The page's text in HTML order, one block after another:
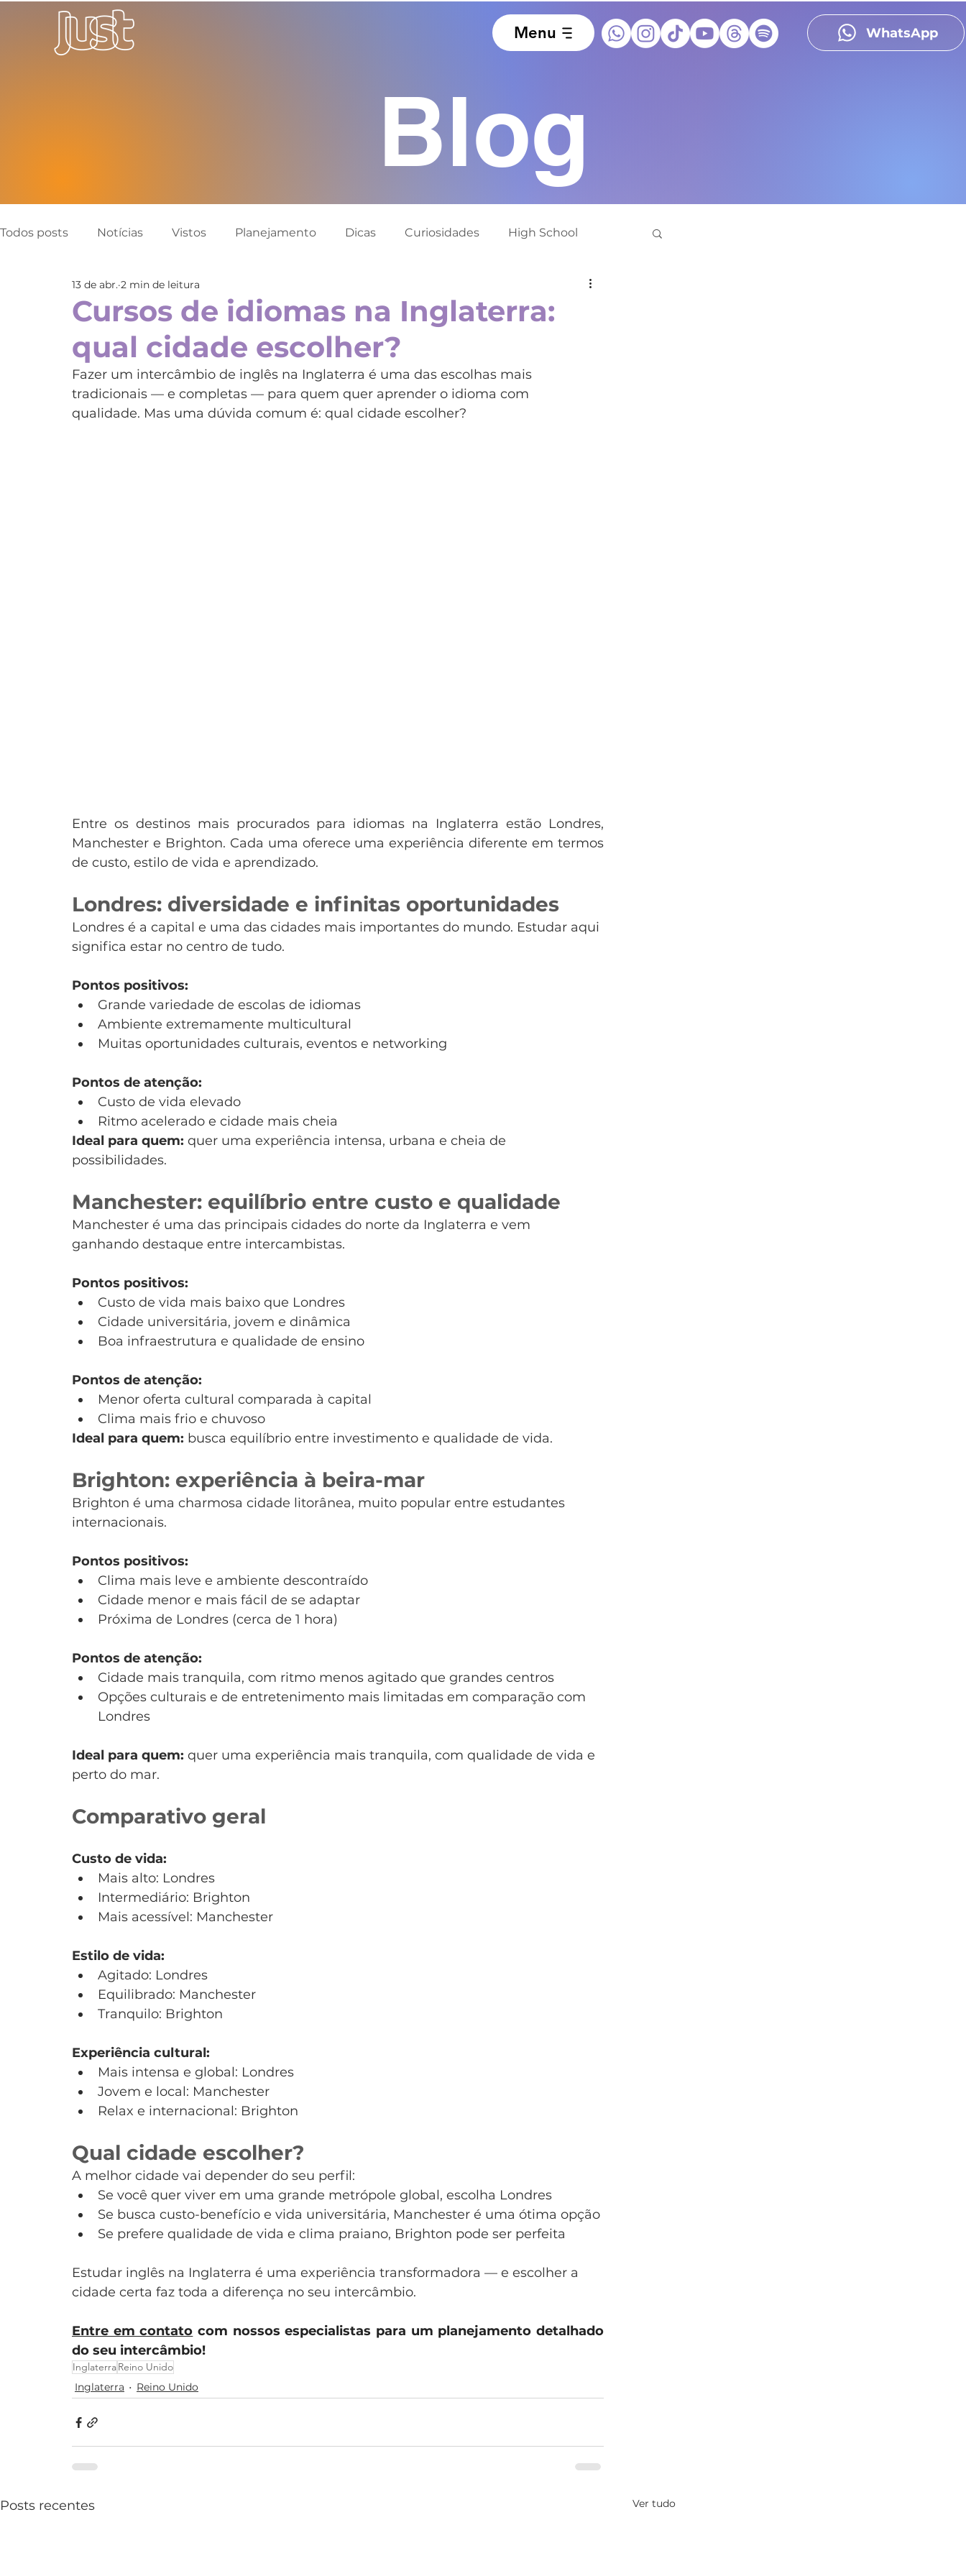
Menu WhatsApp
Blog
Todos posts Notícias Vistos Planejamento Dicas Curiosidades High School
Austrália Inglaterra Alemanha
Espanha Estados Unidos França Irlanda Itália
Teens Estudo e trabalho Profissionalizantes Japão
Cursos de idiomas na Inglaterra:
qual cidade escolher?
13 de abr. 2 min de leitura
Fazer um intercâmbio de inglês na Inglaterra é uma das escolhas mais
tradicionais — e completas — para quem quer aprender o idioma com
qualidade. Mas uma dúvida comum é: qual cidade escolher?
Entre os destinos mais procurados para idiomas na Inglaterra estão Londres,
Manchester e Brighton. Cada uma oferece uma experiência diferente em termos
de custo, estilo de vida e aprendizado.
Londres: diversidade e infinitas oportunidades
Londres é a capital e uma das cidades mais importantes do mundo. Estudar aqui
significa estar no centro de tudo.
Pontos positivos:
Grande variedade de escolas de idiomas
Ambiente extremamente multicultural
Muitas oportunidades culturais, eventos e networking
Pontos de atenção:
Custo de vida elevado
Ritmo acelerado e cidade mais cheia
Ideal para quem: quer uma experiência intensa, urbana e cheia de
possibilidades.
Manchester: equilíbrio entre custo e qualidade
Manchester é uma das principais cidades do norte da Inglaterra e vem
ganhando destaque entre intercambistas.
Pontos positivos:
Custo de vida mais baixo que Londres
Cidade universitária, jovem e dinâmica
Boa infraestrutura e qualidade de ensino
Pontos de atenção:
Menor oferta cultural comparada à capital
Clima mais frio e chuvoso
Ideal para quem: busca equilíbrio entre investimento e qualidade de vida.
Brighton: experiência à beira-mar
Brighton é uma charmosa cidade litorânea, muito popular entre estudantes
internacionais.
Pontos positivos:
Clima mais leve e ambiente descontraído
Cidade menor e mais fácil de se adaptar
Próxima de Londres (cerca de 1 hora)
Pontos de atenção:
Cidade mais tranquila, com ritmo menos agitado que grandes centros
Opções culturais e de entretenimento mais limitadas em comparação com
Londres
Ideal para quem: quer uma experiência mais tranquila, com qualidade de vida e
perto do mar.
Comparativo geral
Custo de vida:
Mais alto: Londres
Intermediário: Brighton
Mais acessível: Manchester
Estilo de vida:
Agitado: Londres
Equilibrado: Manchester
Tranquilo: Brighton
Experiência cultural:
Mais intensa e global: Londres
Jovem e local: Manchester
Relax e internacional: Brighton
Qual cidade escolher?
A melhor cidade vai depender do seu perfil:
Se você quer viver em uma grande metrópole global, escolha Londres
Se busca custo-benefício e vida universitária, Manchester é uma ótima opção
Se prefere qualidade de vida e clima praiano, Brighton pode ser perfeita
Estudar inglês na Inglaterra é uma experiência transformadora — e escolher a
cidade certa faz toda a diferença no seu intercâmbio.
Entre em contato com nossos especialistas para um planejamento detalhado
do seu intercâmbio!
InglaterraReino Unido
Inglaterra
Reino Unido
Posts recentes Ver tudo